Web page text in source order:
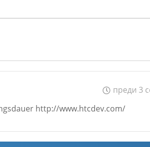
преди 3
http://www.htcdev.com/
Email